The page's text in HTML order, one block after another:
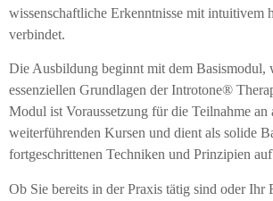
wissenschaftliche Erkenntnisse mit intuitivem
verbindet.
Die Ausbildung beginnt mit dem Basismodul,
essenziellen Grundlagen der Introtone®
Modul ist Voraussetzung für die Teilnahme an
weiterführenden Kursen und dient als solide
fortgeschrittenen Techniken und Prinzipien
Ob Sie bereits in der Praxis tätig sind oder Ihr